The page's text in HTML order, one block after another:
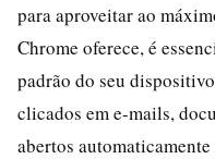
para aproveitar ao
Chrome oferece, é
padrão do seu
clicados em e-mails,
abertos